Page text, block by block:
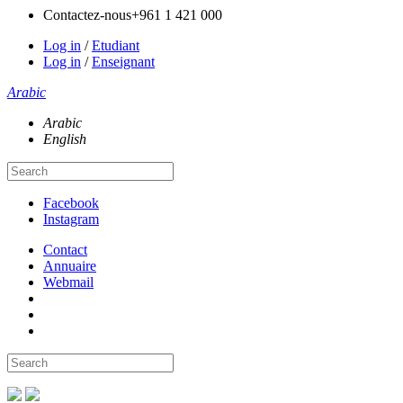
Contactez-nous+961 1 421 000
Log in /Etudiant
Log in /Enseignant
Arabic
Arabic
English
Facebook
Instagram
Contact
Annuaire
Webmail